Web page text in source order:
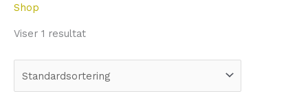
Shop
Viser 1 resultat